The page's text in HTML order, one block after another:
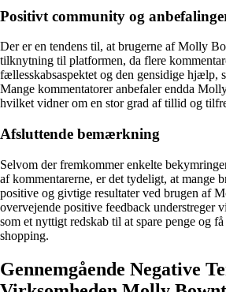
Positivt community og
Der er en tendens til, at brugerne af Molly
tilknytning til platformen, da flere
fællesskabsaspektet og den gensidige hjælp,
Mange kommentatorer anbefaler endda
hvilket vidner om en stor grad af tillid og
Afsluttende bemærkning
Selvom der fremkommer enkelte
af kommentarerne, er det tydeligt, at mange
positive og givtige resultater ved brugen af
overvejende positive feedback understreger
som et nyttigt redskab til at spare penge og
shopping.
Gennemgående Negative